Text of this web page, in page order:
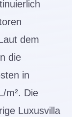
dem
die
in
m². Die
Luxusvilla